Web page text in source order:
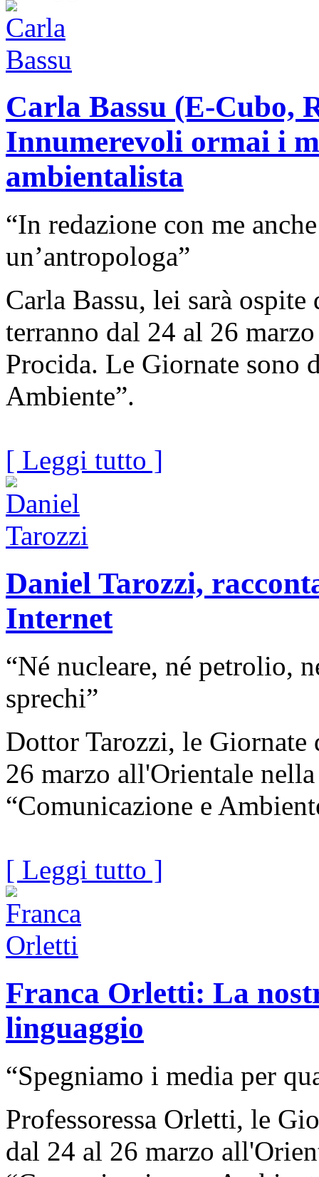
Carla Bassu (E-Cubo,
Innumerevoli ormai i
ambientalista
“In redazione con me
un’antropologa”
Carla Bassu, lei sarà
terranno dal 24 al 26
Procida. Le Giornate sono
Ambiente”.
[ Leggi tutto ]
Daniel Tarozzi,
Internet
“Né nucleare, né petrolio,
sprechi”
Dottor Tarozzi, le Giornate
26 marzo all'Orientale
“Comunicazione e
[ Leggi tutto ]
Franca Orletti: La
linguaggio
“Spegniamo i media per
Professoressa Orletti, le
dal 24 al 26 marzo